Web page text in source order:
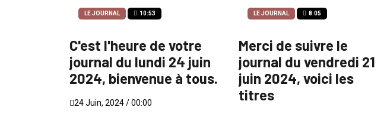
LE JOURNAL 10:53
C'est l'heure de votre
journal du lundi 24 juin
2024, bienvenue à tous.
24 Juin, 2024 / 00:00
LE JOURNAL 8:05
Merci de suivre le
journal du vendredi 21
juin 2024, voici les
titres